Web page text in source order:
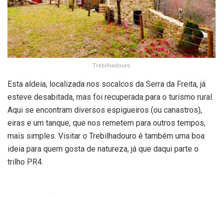
Trebilhadouro
Esta aldeia, localizada nos socalcos da Serra da Freita, já
esteve desabitada, mas foi recuperada para o turismo rural.
Aqui se encontram diversos espigueiros (ou canastros),
eiras e um tanque, que nos remetem para outros tempos,
mais simples. Visitar o Trebilhadouro é também uma boa
ideia para quem gosta de natureza, já que daqui parte o
trilho PR4.